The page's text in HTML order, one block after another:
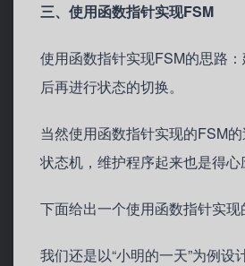
三、使用函数指针实现FSM
使用函数指针实现FSM的思路
后再进行状态的切换。
当然使用函数指针实现的FSM
状态机，维护程序起来也是得心
下面给出一个使用函数指针实现
我们还是以“小明的一天”为例设